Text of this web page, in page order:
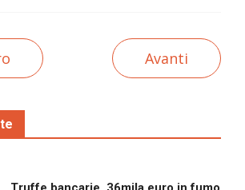
Avanti